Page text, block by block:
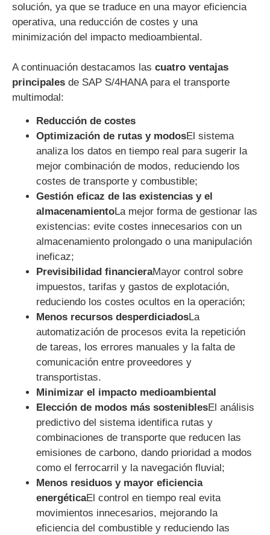
solución, ya que se traduce en una mayor eficiencia
operativa, una reducción de costes y una
minimización del impacto medioambiental.
A continuación destacamos las cuatro ventajas
principales de SAP S/4HANA para el transporte
multimodal:
Reducción de costes
Optimización de rutas y modosEl sistema
analiza los datos en tiempo real para sugerir la
mejor combinación de modos, reduciendo los
costes de transporte y combustible;
Gestión eficaz de las existencias y el
almacenamientoLa mejor forma de gestionar las
existencias: evite costes innecesarios con un
almacenamiento prolongado o una manipulación
ineficaz;
Previsibilidad financieraMayor control sobre
impuestos, tarifas y gastos de explotación,
reduciendo los costes ocultos en la operación;
Menos recursos desperdiciadosLa
automatización de procesos evita la repetición
de tareas, los errores manuales y la falta de
comunicación entre proveedores y
transportistas.
Minimizar el impacto medioambiental
Elección de modos más sosteniblesEl análisis
predictivo del sistema identifica rutas y
combinaciones de transporte que reducen las
emisiones de carbono, dando prioridad a modos
como el ferrocarril y la navegación fluvial;
Menos residuos y mayor eficiencia
energéticaEl control en tiempo real evita
movimientos innecesarios, mejorando la
eficiencia del combustible y reduciendo las